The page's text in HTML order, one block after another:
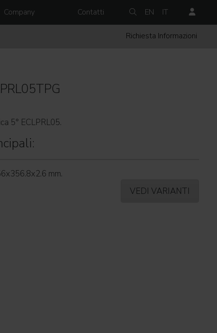
Company Contatti EN IT
Richiesta Informazioni
5° ECLPRL05.
mm.
VEDI VARIANTI